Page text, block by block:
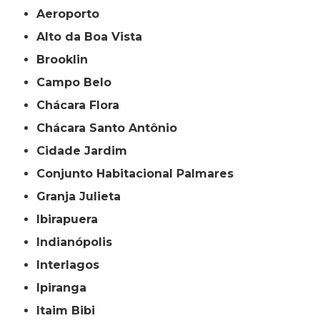
Aeroporto
Alto da Boa Vista
Brooklin
Campo Belo
Chácara Flora
Chácara Santo Antônio
Cidade Jardim
Conjunto Habitacional Palmares
Granja Julieta
Ibirapuera
Indianópolis
Interlagos
Ipiranga
Itaim Bibi